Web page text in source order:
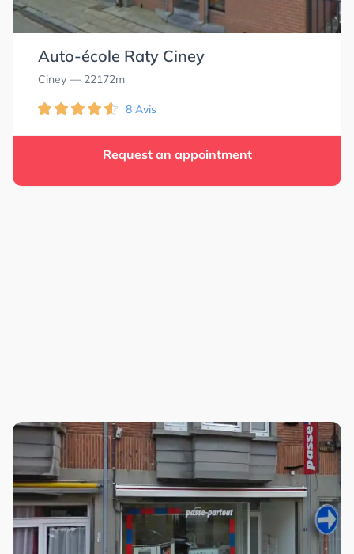
Auto-école Raty Ciney
Ciney — 22172m
8 Avis
Request an appointment